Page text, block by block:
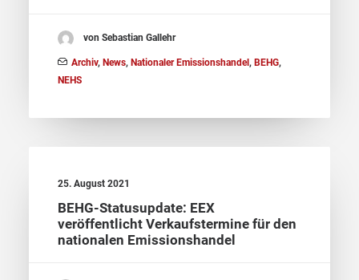
von Sebastian Gallehr
Archiv, News, Nationaler Emissionshandel, BEHG,
NEHS
25. August 2021
BEHG-Statusupdate: EEX
veröffentlicht Verkaufstermine für den
nationalen Emissionshandel